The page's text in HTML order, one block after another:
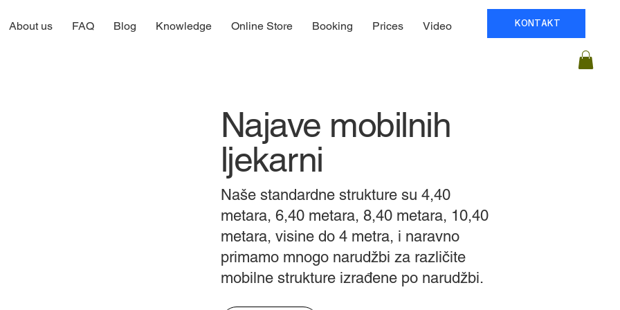
About us FAQ Blog Knowledge Online Store Booking Prices Video KONTAKT
Naše standardne strukture su 4,40
metara, 6,40 metara, 8,40 metara, 10,40
metara, visine do 4 metra, i naravno
primamo mnogo narudžbi za različite
mobilne strukture izrađene po narudžbi.
Najave mobilnih
ljekarni